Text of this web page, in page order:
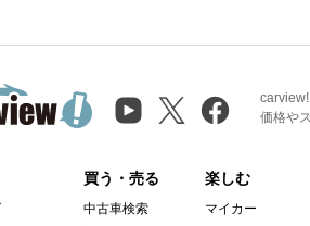
価格や
買う・売る
中古車検索
楽しむ
マイカー